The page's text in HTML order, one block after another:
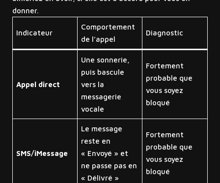
donner.
Indicateur
Comportement
de l’appel
Diagnostic
Appel direct
Une sonnerie,
puis bascule
vers la
messagerie
vocale
Fortement
probable que
vous soyez
bloqué
SMS/iMessage
Le message
reste en
« Envoyé » et
ne passe pas en
« Délivré »
Fortement
probable que
vous soyez
bloqué